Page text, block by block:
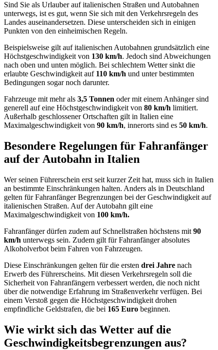
Sind Sie als Urlauber auf italienischen Straßen und Autobahnen
unterwegs, ist es gut, wenn Sie sich mit den Verkehrsregeln des
Landes auseinandersetzen. Diese unterscheiden sich in einigen
Punkten von den einheimischen Regeln.
Beispielsweise gilt auf italienischen Autobahnen grundsätzlich eine
Höchstgeschwindigkeit von 130 km/h. Jedoch sind Abweichungen
nach oben und unten möglich. Bei schlechtem Wetter sinkt die
erlaubte Geschwindigkeit auf 110 km/h und unter bestimmten
Bedingungen sogar noch darunter.
Fahrzeuge mit mehr als 3,5 Tonnen oder mit einem Anhänger sind
generell auf eine Höchstgeschwindigkeit von 80 km/h limitiert.
Außerhalb geschlossener Ortschaften gilt in Italien eine
Maximalgeschwindigkeit von 90 km/h, innerorts sind es 50 km/h.
Besondere Regelungen für Fahranfänger
auf der Autobahn in Italien
Wer seinen Führerschein erst seit kurzer Zeit hat, muss sich in Italien
an bestimmte Einschränkungen halten. Anders als in Deutschland
gelten für Fahranfänger Begrenzungen bei der Geschwindigkeit auf
italienischen Straßen. Auf der Autobahn gilt eine
Maximalgeschwindigkeit von 100 km/h.
Fahranfänger dürfen zudem auf Schnellstraßen höchstens mit 90
km/h unterwegs sein. Zudem gilt für Fahranfänger absolutes
Alkoholverbot beim Fahren von Fahrzeugen.
Diese Einschränkungen gelten für die ersten drei Jahre nach
Erwerb des Führerscheins. Mit diesen Verkehrsregeln soll die
Sicherheit von Fahranfängern verbessert werden, die noch nicht
über die notwendige Erfahrung im Straßenverkehr verfügen. Bei
einem Verstoß gegen die Höchstgeschwindigkeit drohen
empfindliche Geldstrafen, die bei 165 Euro beginnen.
Wie wirkt sich das Wetter auf die
Geschwindigkeitsbegrenzungen aus?